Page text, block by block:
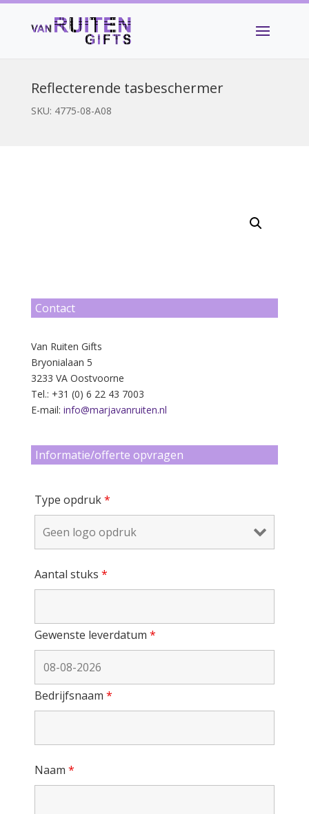
Reflecterende tasbeschermer
SKU: 4775-08-A08
Contact
Van Ruiten Gifts
Bryonialaan 5
3233 VA Oostvoorne
Tel.: +31 (0) 6 22 43 7003
E-mail: info@marjavanruiten.nl
Informatie/offerte opvragen
Type opdruk*
Aantal stuks *
Gewenste leverdatum *
Bedrijfsnaam *
Naam *